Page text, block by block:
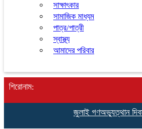
সাক্ষাৎকার
সামাজিক মাধ্যম
পাত্র/পাত্রী
স্বাস্থ্য
আমাদের পরিবার
শিরোনাম:
জুলাই গণঅভ্যুত্থান দিবস